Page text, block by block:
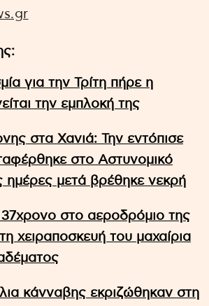
για την Τρίτη πήρε η
την εμπλοκή της
στα Χανιά: Την εντόπισε
στο Αστυνομικό
ημέρες μετά βρέθηκε νεκρή
στο αεροδρόμιο της
χειραποσκευή του μαχαίρια
κάνναβης εκριζώθηκαν στη